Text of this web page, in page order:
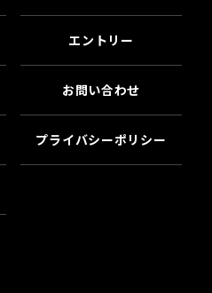
エントリー
お問い合わせ
プライバシーポリシー